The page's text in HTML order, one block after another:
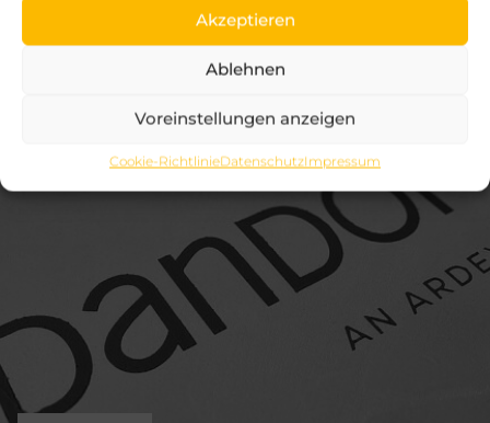
Akzeptieren
Ablehnen
Voreinstellungen anzeigen
Cookie-RichtlinieDatenschutzImpressum
PANDOMO-DESIGNBÖDEN